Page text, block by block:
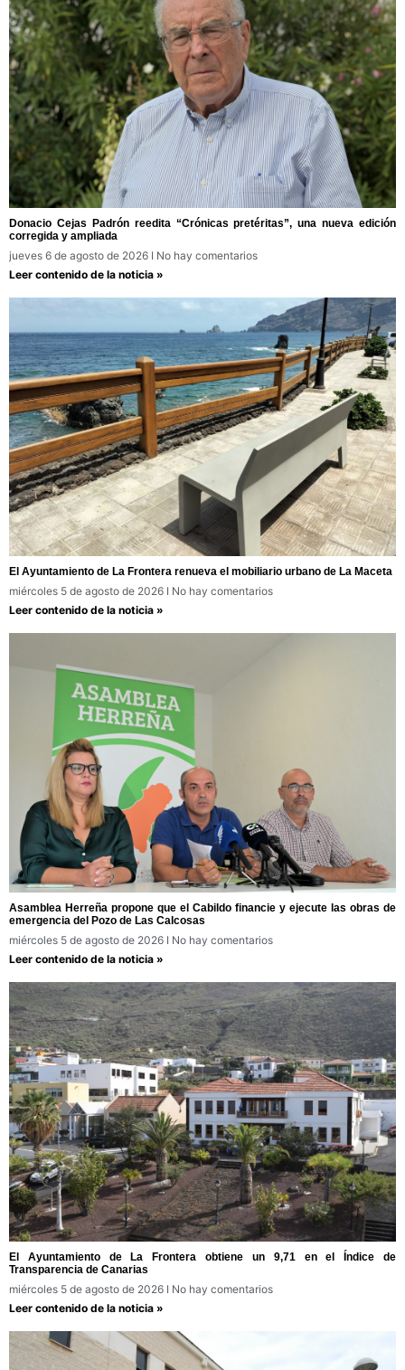
Donacio Cejas Padrón reedita “Crónicas pretéritas”, una nueva edición
corregida y ampliada
jueves 6 de agosto de 2026
No hay comentarios
Leer contenido de la noticia »
El Ayuntamiento de La Frontera renueva el mobiliario urbano de La Maceta
miércoles 5 de agosto de 2026
No hay comentarios
Leer contenido de la noticia »
Asamblea Herreña propone que el Cabildo financie y ejecute las obras de
emergencia del Pozo de Las Calcosas
miércoles 5 de agosto de 2026
No hay comentarios
Leer contenido de la noticia »
El Ayuntamiento de La Frontera obtiene un 9,71 en el Índice de
Transparencia de Canarias
miércoles 5 de agosto de 2026
No hay comentarios
Leer contenido de la noticia »